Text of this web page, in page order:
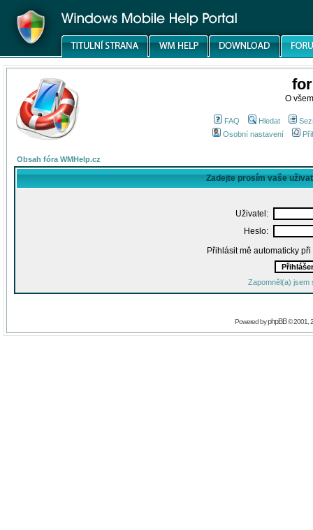
O
FAQ Hledat
Osobní nastavení
Obsah fóra WMHelp.cz
Zadejte prosím vaše
Uživatel:
Heslo:
Přihlásit mě automaticky
Zapomněl(a) jsem
Powered byphpBB© 2001,